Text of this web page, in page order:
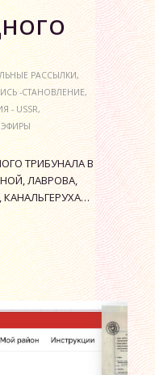
РАССЫЛКИ,
-СТАНОВЛЕНИЕ,
- USSR,
ЭФИРЫ
ТРИБУНАЛА В
ЛАВРОВА,